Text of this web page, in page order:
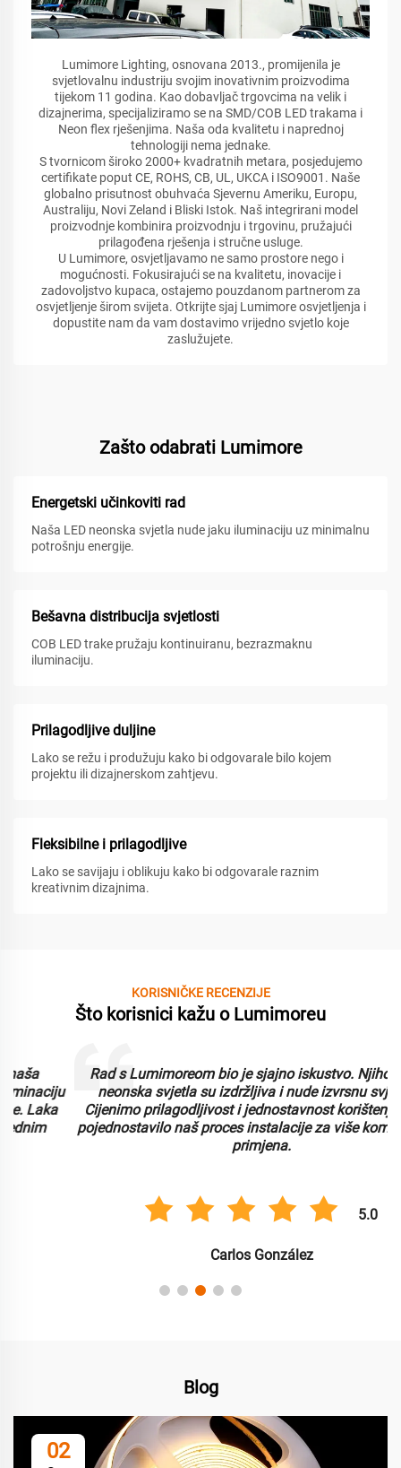
Lumimore Lighting, osnovana 2013., promijenila je
svjetlovalnu industriju svojim inovativnim proizvodima
tijekom 11 godina. Kao dobavljač trgovcima na velik i
dizajnerima, specijaliziramo se na SMD/COB LED trakama i
Neon flex rješenjima. Naša oda kvalitetu i naprednoj
tehnologiji nema jednake.
S tvornicom široko 2000+ kvadratnih metara, posjedujemo
certifikate poput CE, ROHS, CB, UL, UKCA i ISO9001. Naše
globalno prisutnost obuhvaća Sjevernu Ameriku, Europu,
Australiju, Novi Zeland i Bliski Istok. Naš integrirani model
proizvodnje kombinira proizvodnju i trgovinu, pružajući
prilagođena rješenja i stručne usluge.
U Lumimore, osvjetljavamo ne samo prostore nego i
mogućnosti. Fokusirajući se na kvalitetu, inovacije i
zadovoljstvo kupaca, ostajemo pouzdanom partnerom za
osvjetljenje širom svijeta. Otkrijte sjaj Lumimore osvjetljenja i
dopustite nam da vam dostavimo vrijedno svjetlo koje
zaslužujete.
Zašto odabrati Lumimore
Energetski učinkoviti rad
Naša LED neonska svjetla nude jaku iluminaciju uz minimalnu
potrošnju energije.
Bešavna distribucija svjetlosti
COB LED trake pružaju kontinuiranu, bezrazmaknu
iluminaciju.
Prilagodljive duljine
Lako se režu i produžuju kako bi odgovarale bilo kojem
projektu ili dizajnerskom zahtjevu.
Fleksibilne i prilagodljive
Lako se savijaju i oblikuju kako bi odgovarale raznim
kreativnim dizajnima.
KORISNIČKE RECENZIJE
Što korisnici kažu o Lumimoreu
Rad s Lumimoreom bio je sjajno iskustvo. Njihova LED
neonska svjetla su izdržljiva i nude izvrsnu svjetlinu.
Cijenimo prilagodljivost i jednostavnost korištenja, što je
pojednostavilo naš proces instalacije za više komercijalnih
5.0
Carlos González
Blog
02